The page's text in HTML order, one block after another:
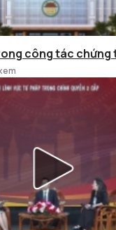
công tác chứng